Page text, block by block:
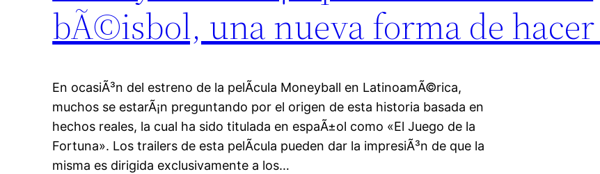
bÃ©isbol, una nueva forma de hacer
En ocasiÃ³n del estreno de la pelÃ­cula Moneyball en LatinoamÃ©rica,
muchos se estarÃ¡n preguntando por el origen de esta historia basada en
hechos reales, la cual ha sido titulada en espaÃ±ol como «El Juego de la
Fortuna». Los trailers de esta pelÃ­cula pueden dar la impresiÃ³n de que la
misma es dirigida exclusivamente a los…